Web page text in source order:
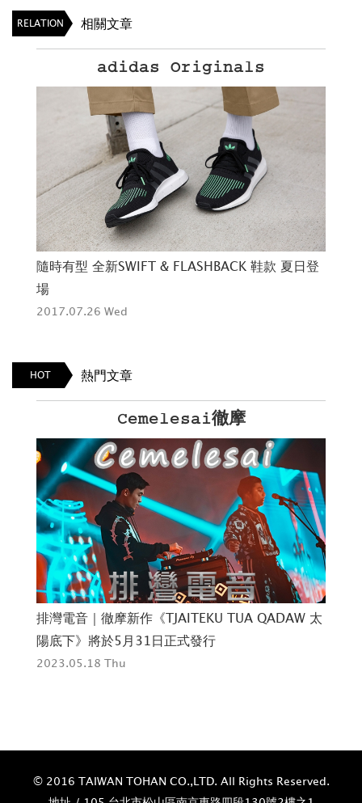
RELATION 相關文章
adidas Originals
隨時有型 全新SWIFT & FLASHBACK 鞋款 夏日登
場
2017.07.26 Wed
HOT 熱門文章
Cemelesai徹摩
排灣電音｜徹摩新作《TJAITEKU TUA QADAW 太
陽底下》將於5月31日正式發行
2023.05.18 Thu
© 2016 TAIWAN TOHAN CO.,LTD. All Rights Reserved.